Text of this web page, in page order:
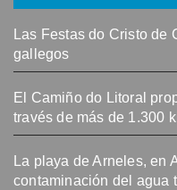
Las Festas do Cristo
gallegos
El Camiño do Litoral
través de más de 1.300
La playa de Arneles, en
contaminación del agua